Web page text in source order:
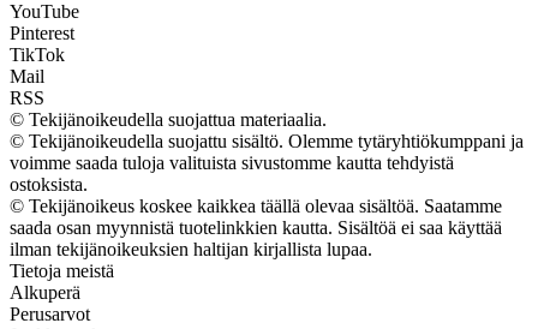
YouTube
Pinterest
TikTok
Mail
RSS
© Tekijänoikeudella suojattua materiaalia.
© Tekijänoikeudella suojattu sisältö. Olemme tytäryhtiökumppani ja
voimme saada tuloja valituista sivustomme kautta tehdyistä
ostoksista.
© Tekijänoikeus koskee kaikkea täällä olevaa sisältöä. Saatamme
saada osan myynnistä tuotelinkkien kautta. Sisältöä ei saa käyttää
ilman tekijänoikeuksien haltijan kirjallista lupaa.
Tietoja meistä
Alkuperä
Perusarvot